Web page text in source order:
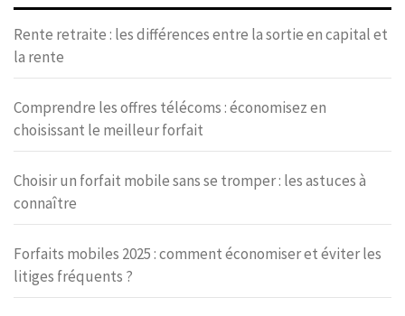
Rente retraite : les différences entre la sortie en capital et
la rente
Comprendre les offres télécoms : économisez en
choisissant le meilleur forfait
Choisir un forfait mobile sans se tromper : les astuces à
connaître
Forfaits mobiles 2025 : comment économiser et éviter les
litiges fréquents ?